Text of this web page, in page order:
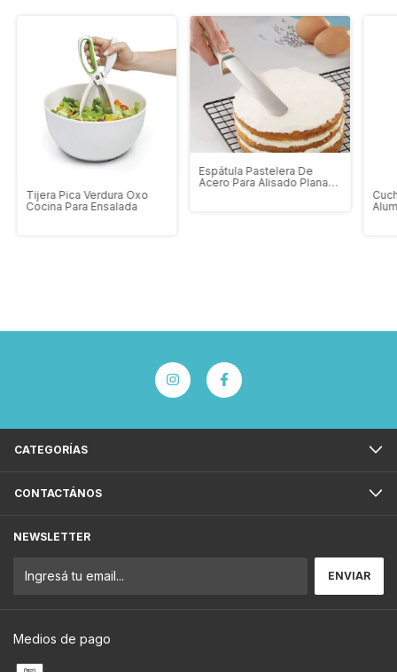
Tijera Pica Verdura Oxo
Cocina Para Ensalada
Espátula Pastelera De
Acero Para Alisado Plana
CATEGORÍAS
CONTACTÁNOS
NEWSLETTER
Medios de pago